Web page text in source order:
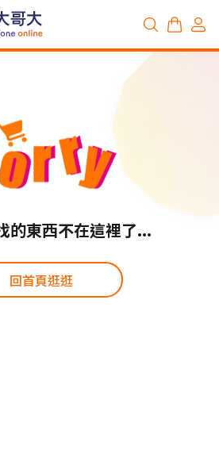
的東西不在這裡了...
回首頁逛逛